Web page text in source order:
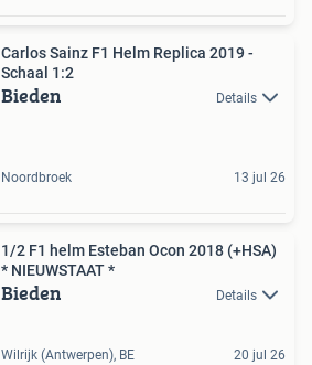
Carlos Sainz F1 Helm Replica 2019 -
Schaal 1:2
Bieden Details
Noordbroek 13 jul 26
1/2 F1 helm Esteban Ocon 2018 (+HSA)
* NIEUWSTAAT *
Bieden Details
Wilrijk (Antwerpen), BE 20 jul 26